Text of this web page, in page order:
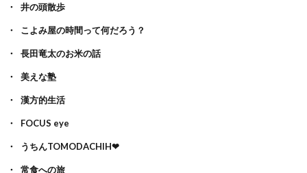
井の頭散歩
こよみ屋の時間って何だろう？
長田竜太のお米の話
美えな塾
漢方的生活
FOCUS eye
うちんTOMODACHIH❤
常食への旅